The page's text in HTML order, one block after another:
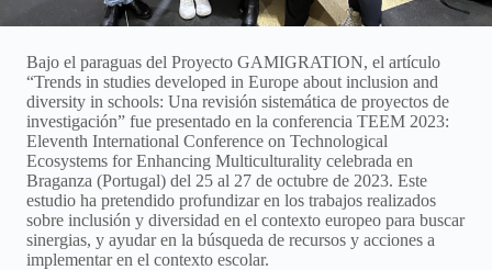
Bajo el paraguas del Proyecto GAMIGRATION, el artículo
“Trends in studies developed in Europe about inclusion and
diversity in schools: Una revisión sistemática de proyectos de
investigación” fue presentado en la conferencia TEEM 2023:
Eleventh International Conference on Technological
Ecosystems for Enhancing Multiculturality celebrada en
Braganza (Portugal) del 25 al 27 de octubre de 2023. Este
estudio ha pretendido profundizar en los trabajos realizados
sobre inclusión y diversidad en el contexto europeo para buscar
sinergias, y ayudar en la búsqueda de recursos y acciones a
implementar en el contexto escolar.